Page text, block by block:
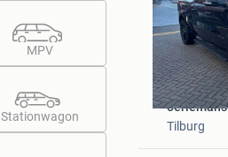
MPV
Stationwagon
oerlemans
Tilburg